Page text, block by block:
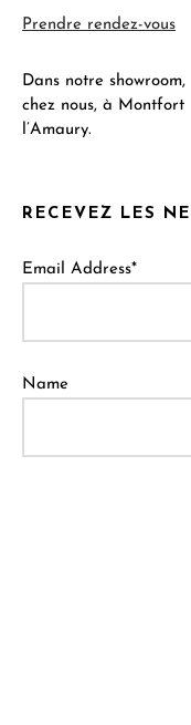
RECEVEZ LES
Email Address*
Name
Prendre rendez-vous
Dans notre showroom,
chez nous, à Montfort
l’Amaury.